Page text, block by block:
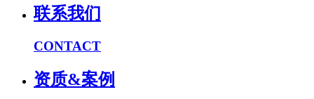
联系我们
CONTACT
资质&案例